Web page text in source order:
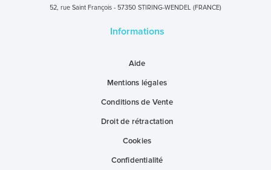
52, rue Saint François - 57350 STIRING-WENDEL (FRANCE)
Informations
Aide
Mentions légales
Conditions de Vente
Droit de rétractation
Cookies
Confidentialité